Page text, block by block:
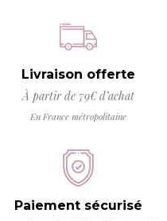
Livraison offerte
À partir de 79€ d’achat
En France métropolitaine
Paiement sécurisé